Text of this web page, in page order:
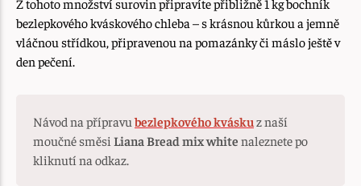
Z tohoto množství surovin připravíte přibližně 1 kg bochník
bezlepkového kváskového chleba – s krásnou kůrkou a jemně
vláčnou střídkou, připravenou na pomazánky či máslo ještě v
den pečení.
Návod na přípravubezlepkového kváskuz naší
moučné směsi Liana Bread mix white naleznete po
kliknutí na odkaz.